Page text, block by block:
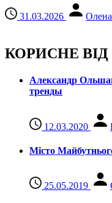
31.03.2026
КОРИСНЕ ВІД
Александр
тренды
12.03.2020
Місто
25.05.2019